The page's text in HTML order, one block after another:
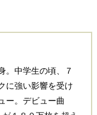
。中学生の頃、７
に強い影響を受け
ー。デビュー曲